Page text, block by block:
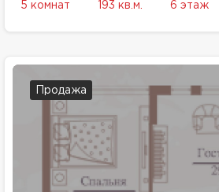
5 комнат 193 кв.м. 6 этаж
Продажа